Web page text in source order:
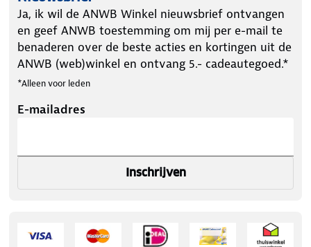
Ja, ik wil de ANWB Winkel nieuwsbrief ontvangen
en geef ANWB toestemming om mij per e-mail te
benaderen over de beste acties en kortingen uit de
ANWB (web)winkel en ontvang 5.- cadeautegoed.*
*Alleen voor leden
E-mailadres
Inschrijven